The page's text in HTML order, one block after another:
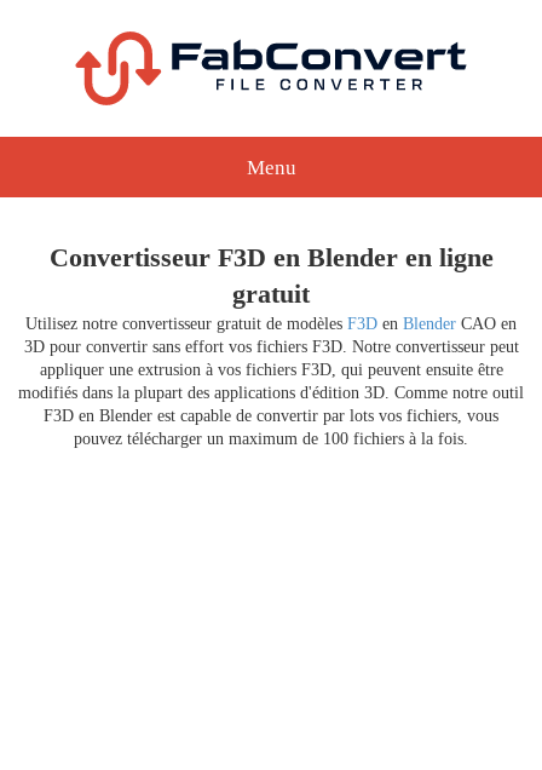
Menu
Convertisseur F3D en Blender en ligne
gratuit
Utilisez notre convertisseur gratuit de modèles F3D en Blender CAO en
3D pour convertir sans effort vos fichiers F3D. Notre convertisseur peut
appliquer une extrusion à vos fichiers F3D, qui peuvent ensuite être
modifiés dans la plupart des applications d'édition 3D. Comme notre outil
F3D en Blender est capable de convertir par lots vos fichiers, vous
pouvez télécharger un maximum de 100 fichiers à la fois.